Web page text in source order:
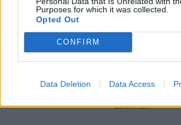
Purposes for which it was collected.
Opted Out
CONFIRM
Data Deletion Data Access
την ένταξη της Σουηδίας και της
τη Σύνοδο Κορυφής του ΝΑΤΟ
Κάρεν Ντόνφριντ περιορίστηκε να
σας πω ότι σίγουρα πιέζουμε για
ΔΙΑΦΗΜΙΣΗ